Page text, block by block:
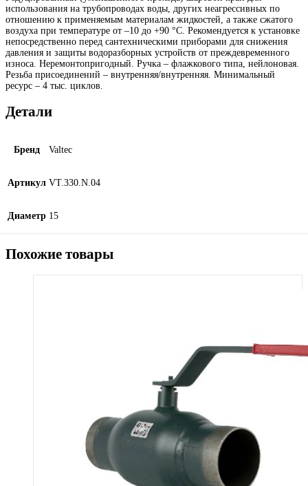
использования на трубопроводах воды, других неагрессивных по
отношению к применяемым материалам жидкостей, а также сжатого
воздуха при температуре от –10 до +90 °С. Рекомендуется к установке
непосредственно перед сантехническими приборами для снижения
давления и защиты водоразборных устройств от преждевременного
износа. Неремонтопригодный. Ручка – флажкового типа, нейлоновая.
Резьба присоединений – внутренняя/внутренняя. Минимальный
ресурс – 4 тыс. циклов.
Детали
Бренд Valtec
Артикул VT.330.N.04
Диаметр 15
Похожие товары